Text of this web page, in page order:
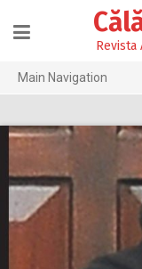
content
Revista
Main Navigation
2026
2025
2024